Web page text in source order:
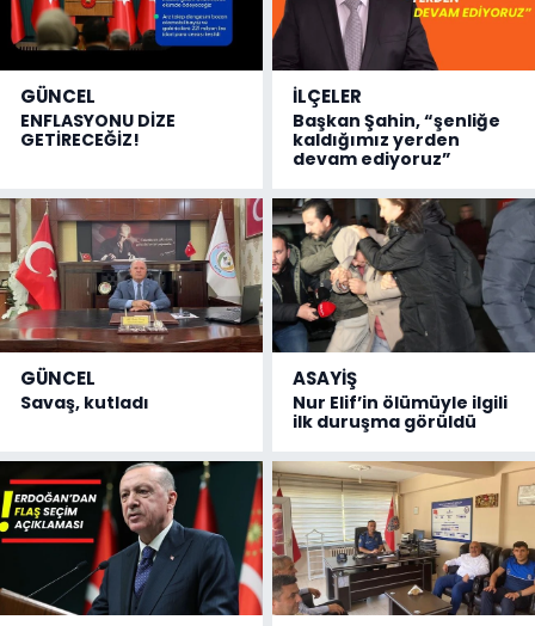
GÜNCEL
ENFLASYONU DİZE
GETİRECEĞİZ!
İLÇELER
Başkan Şahin, “şenliğe
kaldığımız yerden
devam ediyoruz”
GÜNCEL
Savaş, kutladı
ASAYİŞ
Nur Elif’in ölümüyle ilgili
ilk duruşma görüldü